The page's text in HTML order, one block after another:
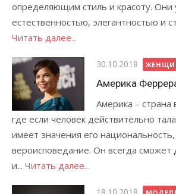
определяющим стиль и красоту. Они
естественностью, элегантностью и
Читать далее...
Опубликовано
30.10.2018
Америка
Америка – страна
где если человек действительно
имеет значения его
вероисповедание. Он всегда сможет
и... Читать далее...